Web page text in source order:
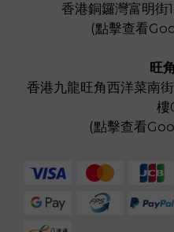
香港銅鑼灣富明街
(點擊查看
旺
香港九龍旺角西洋菜南
樓
(點擊查看